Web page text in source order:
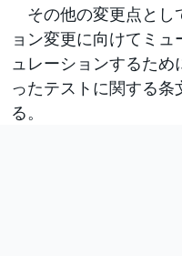
その他の変更点とし
ョン変更に向けてミュ
ュレーションするた
ったテストに関する条
る。